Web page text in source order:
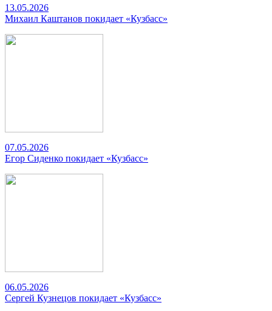
13.05.2026
Михаил Каштанов покидает «Кузбасс»
07.05.2026
Егор Сиденко покидает «Кузбасс»
06.05.2026
Сергей Кузнецов покидает «Кузбасс»